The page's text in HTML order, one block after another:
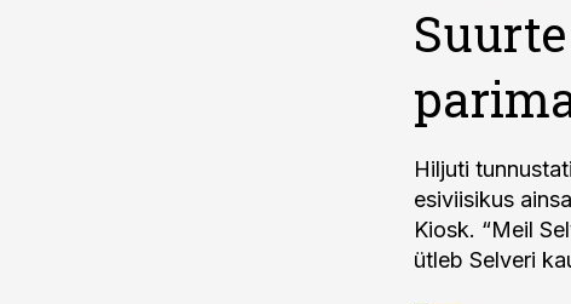
Hiljuti
esiviisikus
Kiosk. “Meil
ütleb Selveri